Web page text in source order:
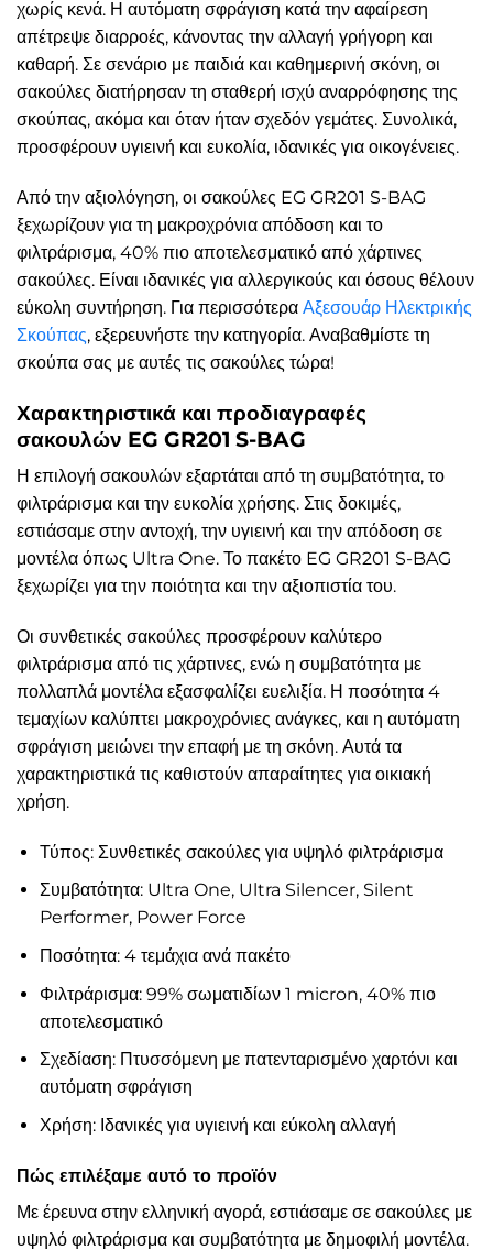
χωρίς κενά. Η αυτόματη σφράγιση κατά την αφαίρεση
απέτρεψε διαρροές, κάνοντας την αλλαγή γρήγορη και
καθαρή. Σε σενάριο με παιδιά και καθημερινή σκόνη, οι
σακούλες διατήρησαν τη σταθερή ισχύ αναρρόφησης της
σκούπας, ακόμα και όταν ήταν σχεδόν γεμάτες. Συνολικά,
προσφέρουν υγιεινή και ευκολία, ιδανικές για οικογένειες.
Από την αξιολόγηση, οι σακούλες EG GR201 S-BAG
ξεχωρίζουν για τη μακροχρόνια απόδοση και το
φιλτράρισμα, 40% πιο αποτελεσματικό από χάρτινες
σακούλες. Είναι ιδανικές για αλλεργικούς και όσους θέλουν
εύκολη συντήρηση. Για περισσότερα Αξεσουάρ Ηλεκτρικής
Σκούπας, εξερευνήστε την κατηγορία. Αναβαθμίστε τη
σκούπα σας με αυτές τις σακούλες τώρα!
Χαρακτηριστικά και προδιαγραφές
σακουλών EG GR201 S-BAG
Η επιλογή σακουλών εξαρτάται από τη συμβατότητα, το
φιλτράρισμα και την ευκολία χρήσης. Στις δοκιμές,
εστιάσαμε στην αντοχή, την υγιεινή και την απόδοση σε
μοντέλα όπως Ultra One. Το πακέτο EG GR201 S-BAG
ξεχωρίζει για την ποιότητα και την αξιοπιστία του.
Οι συνθετικές σακούλες προσφέρουν καλύτερο
φιλτράρισμα από τις χάρτινες, ενώ η συμβατότητα με
πολλαπλά μοντέλα εξασφαλίζει ευελιξία. Η ποσότητα 4
τεμαχίων καλύπτει μακροχρόνιες ανάγκες, και η αυτόματη
σφράγιση μειώνει την επαφή με τη σκόνη. Αυτά τα
χαρακτηριστικά τις καθιστούν απαραίτητες για οικιακή
χρήση.
Τύπος: Συνθετικές σακούλες για υψηλό φιλτράρισμα
Συμβατότητα: Ultra One, Ultra Silencer, Silent
Performer, Power Force
Ποσότητα: 4 τεμάχια ανά πακέτο
Φιλτράρισμα: 99% σωματιδίων 1 micron, 40% πιο
αποτελεσματικό
Σχεδίαση: Πτυσσόμενη με πατενταρισμένο χαρτόνι και
αυτόματη σφράγιση
Χρήση: Ιδανικές για υγιεινή και εύκολη αλλαγή
Πώς επιλέξαμε αυτό το προϊόν
Με έρευνα στην ελληνική αγορά, εστιάσαμε σε σακούλες με
υψηλό φιλτράρισμα και συμβατότητα με δημοφιλή μοντέλα.